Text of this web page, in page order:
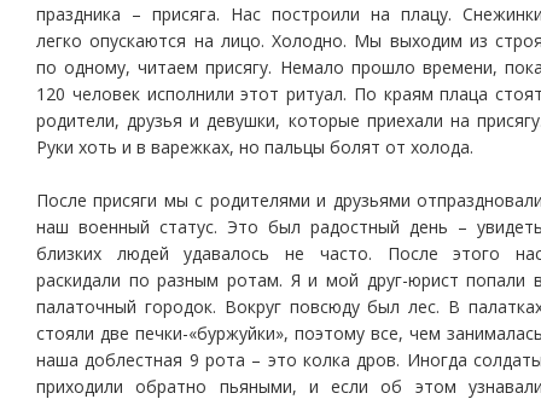
праздника – присяга. Нас построили на плацу.
легко опускаются на лицо. Холодно. Мы выходим из
по одному, читаем присягу. Немало прошло времени,
120 человек исполнили этот ритуал. По краям плаца
родители, друзья и девушки, которые приехали на
Руки хоть и в варежках, но пальцы болят от холода.
После присяги мы с родителями и друзьями
наш военный статус. Это был радостный день –
близких людей удавалось не часто. После этого
раскидали по разным ротам. Я и мой друг-юрист попали
палаточный городок. Вокруг повсюду был лес. B
стояли две печки-«буржуйки», поэтому все, чем
наша доблестная 9 рота – это колка дров. Иногда
приходили обратно пьяными, и если об этом